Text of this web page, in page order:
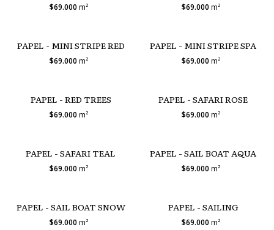
$69.000 m² $69.000m²
PAPEL - MINI STRIPE RED
$69.000 m²
PAPEL - MINI STRIPE SPA
$69.000m²
PAPEL - RED TREES
$69.000 m²
PAPEL - SAFARI ROSE
$69.000m²
PAPEL - SAFARI TEAL
$69.000 m²
PAPEL - SAIL BOAT AQUA
$69.000m²
PAPEL - SAIL BOAT SNOW
$69.000 m²
PAPEL - SAILING
$69.000m²